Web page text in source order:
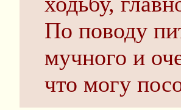
По поводу
мучного и
что могу